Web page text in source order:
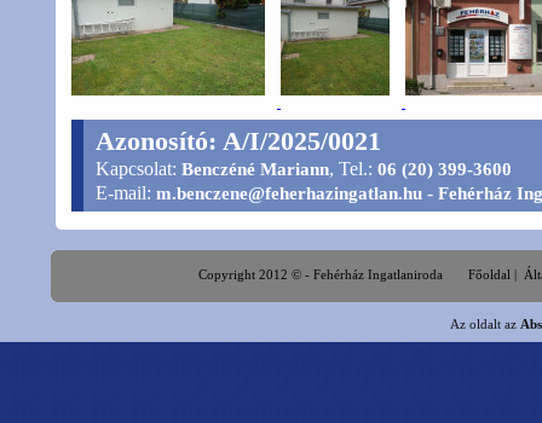
Azonosító: A/I/2025/0021
Kapcsolat: Benczéné Mariann, Tel.: 06 (20) 399-3600
E-mail: m.benczene@feherhazingatlan.hu - Fehérház
Copyright 2012 © - Fehérház Ingatlaniroda Főoldal |
Az oldalt az